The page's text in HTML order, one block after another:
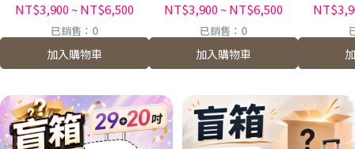
NT$3,900~NT$6,500
已銷售：0
加入購物車
NT$3,900~NT$6,500
已銷售：0
加入購物車